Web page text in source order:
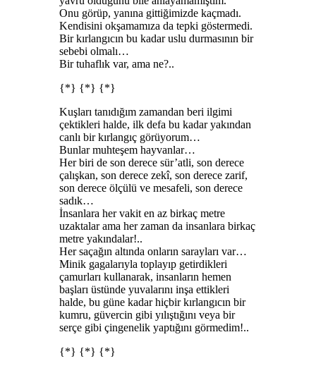
Onu görüp, yanına gittiğimizde kaçmadı.
Kendisini okşamamıza da tepki göstermedi.
Bir kırlangıcın bu kadar uslu durmasının bir
sebebi olmalı…
Bir tuhaflık var, ama ne?..
{*} {*} {*}
Kuşları tanıdığım zamandan beri ilgimi
çektikleri halde, ilk defa bu kadar yakından
canlı bir kırlangıç görüyorum…
Bunlar muhteşem hayvanlar…
Her biri de son derece sür’atli, son derece
çalışkan, son derece zekî, son derece zarif,
son derece ölçülü ve mesafeli, son derece
sadık…
İnsanlara her vakit en az birkaç metre
uzaktalar ama her zaman da insanlara birkaç
metre yakındalar!..
Her saçağın altında onların sarayları var…
Minik gagalarıyla toplayıp getirdikleri
çamurları kullanarak, insanların hemen
başları üstünde yuvalarını inşa ettikleri
halde, bu güne kadar hiçbir kırlangıcın bir
kumru, güvercin gibi yılıştığını veya bir
serçe gibi çingenelik yaptığını görmedim!..
{*} {*} {*}